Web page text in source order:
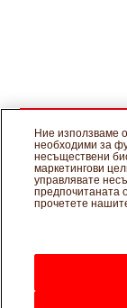
Ние използваме
необходими за
несъществени
маркетингови
управлявате
предпочитаната
прочетете